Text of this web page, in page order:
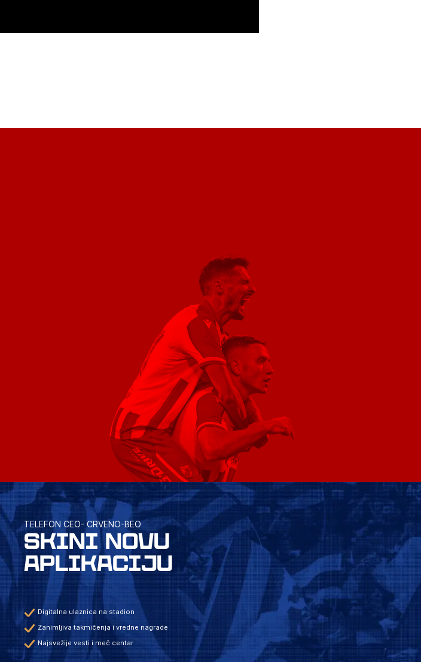
TELEFON CEO- CRVENO-BEO
SKINI NOVU
APLIKACIJU
Digitalna ulaznica na stadion
Zanimljiva takmičenja i vredne nagrade
Najsvežije vesti i meč centar